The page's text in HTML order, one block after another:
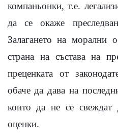
компаньонки, т.е.
да се окаже
Залагането на морални
страна на състава на
преценката от
обаче да дава на
които да не се свеждат
оценки.